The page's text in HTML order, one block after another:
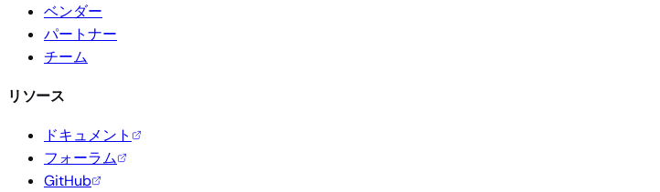
ベンダー
パートナー
チーム
リソース
ドキュメント
フォーラム
GitHub